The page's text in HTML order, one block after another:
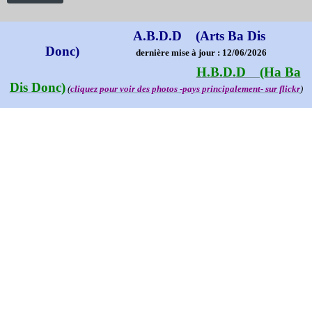
A.B.D.D (Arts Ba Dis
Donc)
dernière mise à jour : 12/06/2026
H.B.D.D (Ha Ba
Dis Donc)(cliquez pour voir des photos -pays principalement- sur flickr)